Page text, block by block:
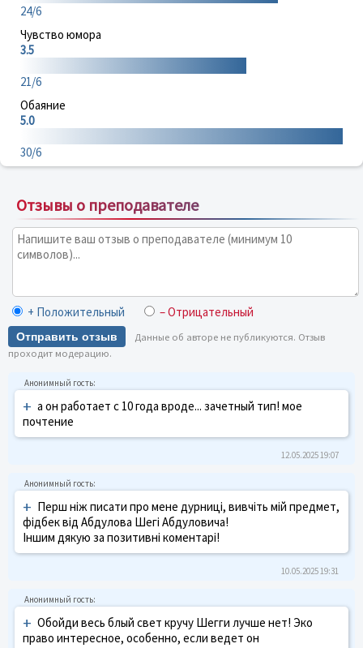
24/6
Чувство юмора
3.5
21/6
Обаяние
5.0
30/6
Отзывы о преподавателе
+ Положительный – Отрицательный
Отправить отзыв
Данные об авторе не публикуются. Отзыв
проходит модерацию.
+ а он работает с 10 года вроде... зачетный тип! мое
почтение
12.05.2025 19:07
+ Перш ніж писати про мене дурниці, вивчіть мій предмет,
фідбек від Абдулова Шегі Абдуловича!
Іншим дякую за позитивні коментарі!
10.05.2025 19:31
+ Обойди весь блый свет кручу Шегги лучше нет! Эко
право интересное, особенно, если ведет он